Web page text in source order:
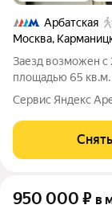
Арбатская
Москва,
Заезд возможен с
площадью 65 кв.м.
этажном доме на
Телевизор Духовой шкаф Стиральная машина Холодильник
Сервис Яндекс
Снять
950 000 ₽ в